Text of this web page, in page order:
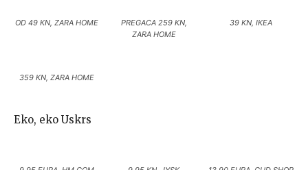
OD 49 KN, ZARA HOME
PREGACA 259 KN,
ZARA HOME
39 KN, IKEA
359 KN, ZARA HOME
Eko, eko Uskrs